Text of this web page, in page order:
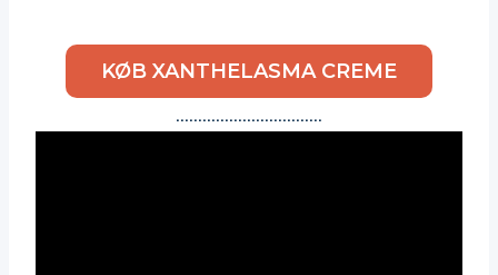
KØB XANTHELASMA CREME
……………………………